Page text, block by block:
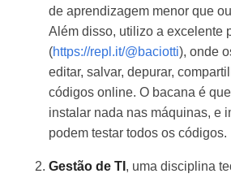
de aprendizagem menor que
Além disso, utilizo a excelente
(https://repl.it/@baciotti), onde
editar, salvar, depurar,
códigos online. O bacana é
instalar nada nas máquinas, e
podem testar todos os códigos.
Gestão de TI , uma disciplina